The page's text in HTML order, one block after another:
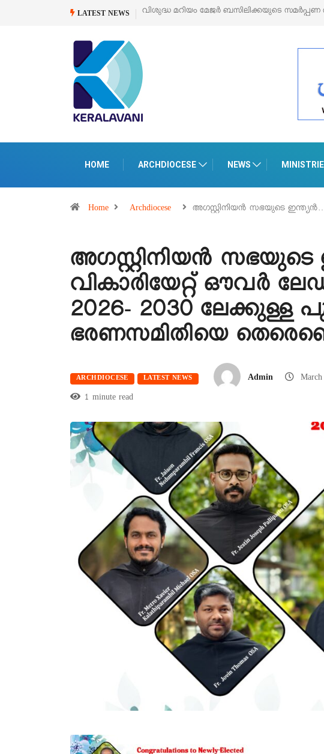
LATEST NEWS
വിശുദ്ധ മറിയം മേജർ ബസിലിക്കയുടെ സമർപ്പണ തിരുനാൾ ഓഗസ്റ്റ് 5 –
HOME ARCHDIOCESE NEWS
Home Archdiocese അഗസ്റ്റിനിയൻ സഭയുടെ
അഗസ്റ്റിനിയൻ സഭയുടെ
വികാരിയേറ്റ് ഔവർ
2026- 2030 ലേക്കുള്ള
ഭരണസമിതിയെ
ARCHDIOCESE LATEST NEWS Admin
1 minute read